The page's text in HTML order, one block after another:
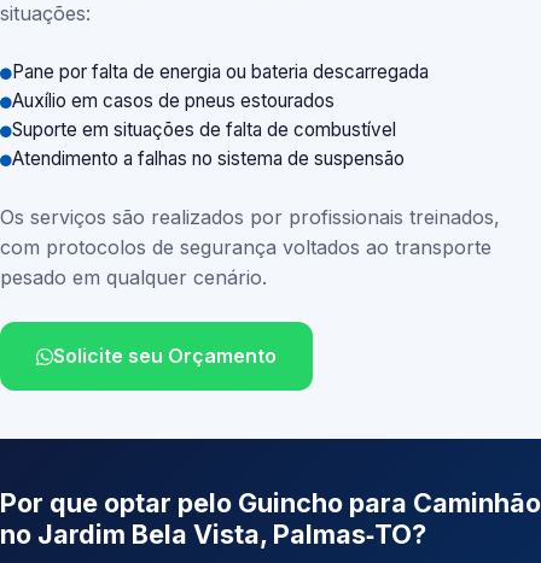
situações:
Pane por falta de energia ou bateria descarregada
Auxílio em casos de pneus estourados
Suporte em situações de falta de combustível
Atendimento a falhas no sistema de suspensão
Os serviços são realizados por profissionais treinados,
com protocolos de segurança voltados ao transporte
pesado em qualquer cenário.
Solicite seu Orçamento
Por que optar pelo Guincho para Caminhão
no Jardim Bela Vista, Palmas‑TO?